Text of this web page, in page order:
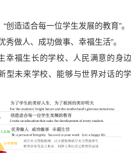
创造适合每一位学生发展的教育”。
秀做人、成功做事、幸福生活”。
幸福生长的学校、人民满意的身边
型未来学校、能够与世界对话的学